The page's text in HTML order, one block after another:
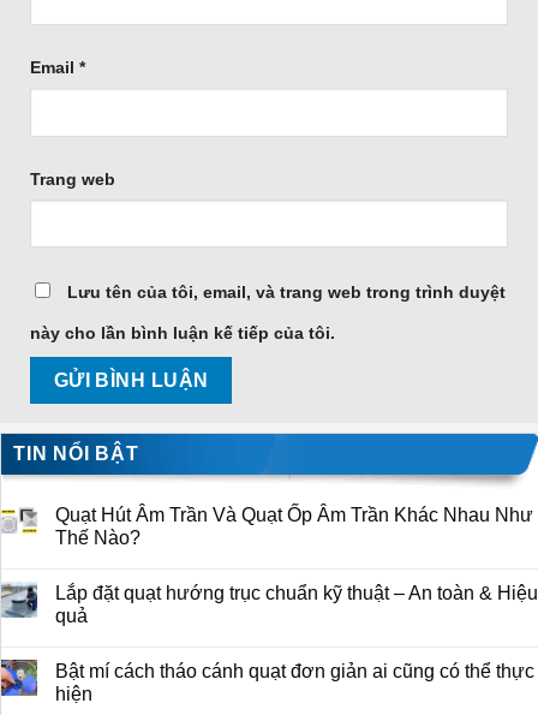
Email *
Trang web
Lưu tên của tôi, email, và trang web trong trình duyệt
này cho lần bình luận kế tiếp của tôi.
TIN NỔI BẬT
Quạt Hút Âm Trần Và Quạt Ốp Âm Trần Khác Nhau Như
Thế Nào?
Lắp đặt quạt hướng trục chuẩn kỹ thuật – An toàn & Hiệu
quả
Bật mí cách tháo cánh quạt đơn giản ai cũng có thể thực
hiện